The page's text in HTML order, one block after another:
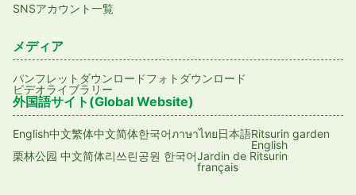
SNSアカウント一覧
メディア
パンフレットダウンロードフォトダウンロード
ビデオライブラリー
外国語サイト(Global Website)
English中文繁体中文简体한국어ภาษาไทย日本語Ritsurin garden
English
栗林公园 中文简体리쓰린공원 한국어Jardin de Ritsurin
français